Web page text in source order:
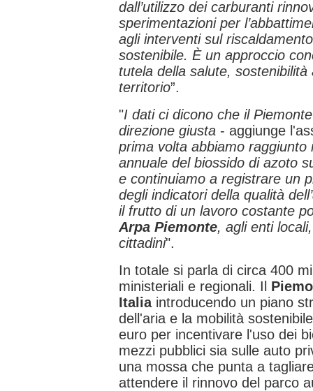
dall’utilizzo dei carburanti
sperimentazioni per
agli interventi sul
sostenibile. È un approccio
tutela della salute,
territorio”.
"I dati ci dicono che il
direzione giusta - aggiunge
prima volta abbiamo
annuale del biossido di azoto
e continuiamo a registrare un
degli indicatori della qualità
il frutto di un lavoro costante
Arpa Piemonte, agli enti
cittadini".
In totale si parla di circa 400
ministeriali e regionali. Il
Italiaintroducendo un piano
dell'aria e la mobilità
euro per incentivare l'uso dei
mezzi pubblici sia sulle auto
una mossa che punta a
attendere il rinnovo del parco